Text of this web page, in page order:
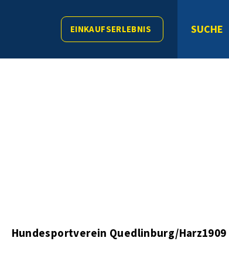
EINKAUFSERLEBNIS SUCHE
Hundesportverein Quedlinburg/Harz1909